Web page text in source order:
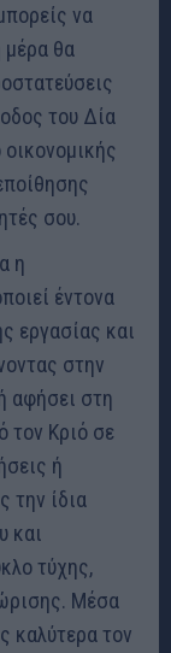
να
μέρα θα
του Δία
σου.
η
έντονα
εργασίας και
στην
αφήσει στη
τον Κριό σε
ή
την ίδια
και
τύχης,
Μέσα
καλύτερα τον